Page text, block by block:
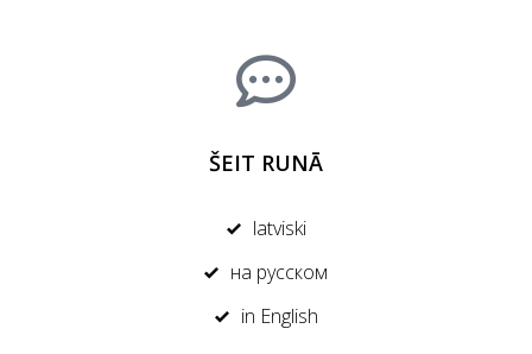
ŠEIT RUNĀ
latviski
на русском
in English